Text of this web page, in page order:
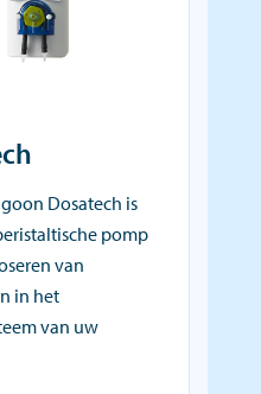
Dosatech is
pomp
van
in het
van uw